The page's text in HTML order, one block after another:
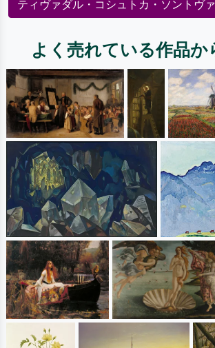
ティヴァダル・コシュトカ・ソントヴ
よく売れている作品か